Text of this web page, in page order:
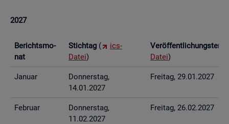
2027
Be­richts­mo­
nat
Stich­tag (
ics-
Datei)
Datei)
Ja­nu­ar
Don­ners­tag,
14.01.2027
Frei­tag, 29.01.2027
Fe­bru­ar
Don­ners­tag,
11.02.2027
Frei­tag, 26.02.2027